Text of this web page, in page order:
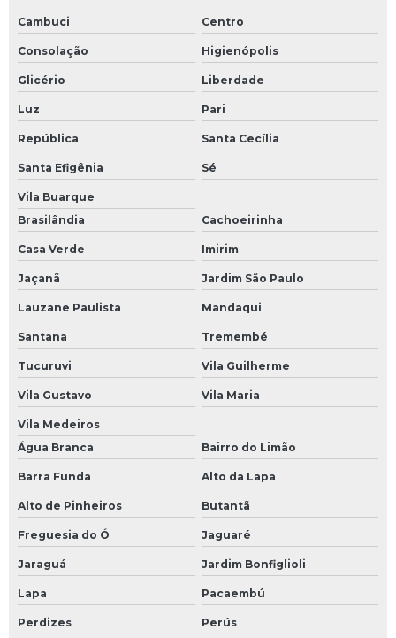
Cambuci Centro
Consolação Higienópolis
Glicério Liberdade
Luz Pari
República Santa Cecília
Santa Efigênia Sé
Vila Buarque
Brasilândia
Cachoeirinha
Casa Verde Imirim
Jaçanã Jardim São Paulo
Lauzane Paulista Mandaqui
Santana Tremembé
Tucuruvi Vila Guilherme
Vila Gustavo Vila Maria
Vila Medeiros
Água Branca
Bairro do Limão
Barra Funda Alto da Lapa
Alto de Pinheiros Butantã
Freguesia do Ó Jaguaré
Jaraguá Jardim Bonfiglioli
Lapa Pacaembú
Perdizes Perús